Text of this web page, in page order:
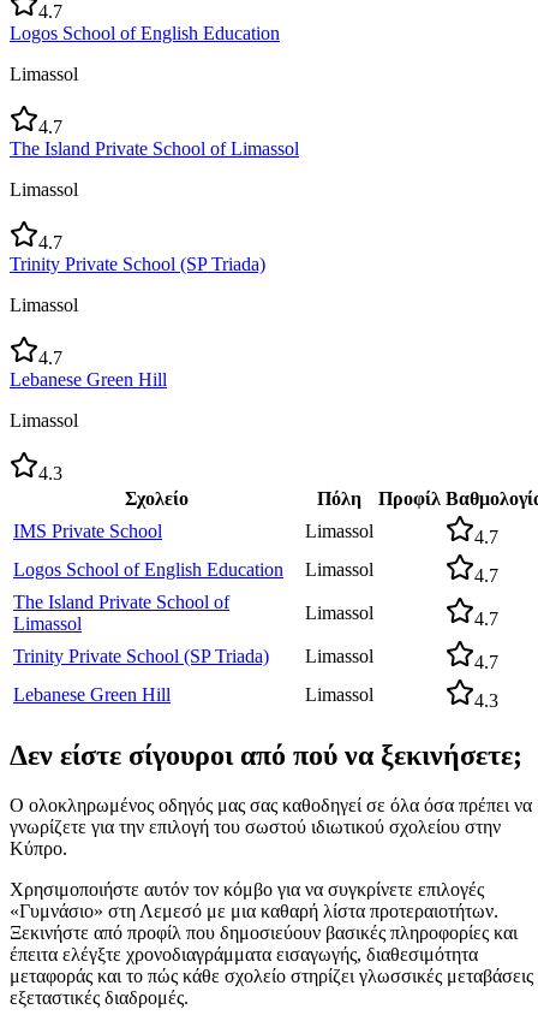
4.7
Logos School of English Education
Limassol
4.7
The Island Private School of Limassol
Limassol
4.7
Trinity Private School (SP Triada)
Limassol
4.7
Lebanese Green Hill
Limassol
4.3
Σχολείο
Πόλη Προφίλ
IMS Private School
Limassol
4.7
Logos School of English Education
Limassol
4.7
The Island Private School of
Limassol
Limassol
4.7
Trinity Private School (SP Triada)
Limassol
4.7
Lebanese Green Hill
Limassol 4.3
Δεν είστε σίγουροι από πού να ξεκινήσετε;
Ο ολοκληρωμένος οδηγός μας σας καθοδηγεί σε όλα όσα πρέπει να
γνωρίζετε για την επιλογή του σωστού ιδιωτικού σχολείου στην
Κύπρο.
Χρησιμοποιήστε αυτόν τον κόμβο για να συγκρίνετε επιλογές
«Γυμνάσιο» στη Λεμεσό με μια καθαρή λίστα προτεραιοτήτων.
Ξεκινήστε από προφίλ που δημοσιεύουν βασικές πληροφορίες και
έπειτα ελέγξτε χρονοδιαγράμματα εισαγωγής, διαθεσιμότητα
μεταφοράς και το πώς κάθε σχολείο στηρίζει γλωσσικές μεταβάσεις
εξεταστικές διαδρομές.